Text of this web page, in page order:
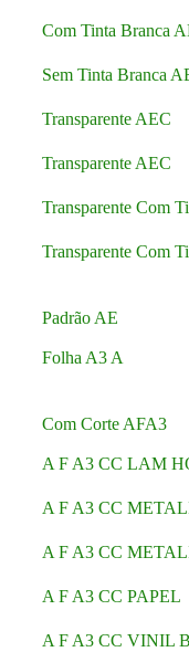
Com Tinta Branca
Sem Tinta Branca
Transparente AEC
Transparente AEC
Transparente Com
Transparente Com
Padrão AE
Folha A3 A
Com Corte AFA3
A F A3 CC LAM
A F A3 CC
A F A3 CC
A F A3 CC PAPEL
A F A3 CC VINIL